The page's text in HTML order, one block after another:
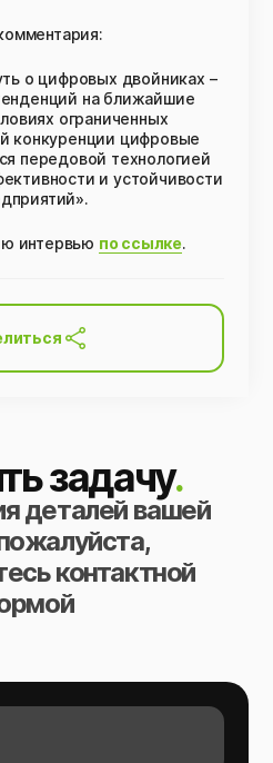
о цифровых двойниках –
на ближайшие
ограниченных
конкуренции цифровые
передовой технологией
и устойчивости
интервью по ссылке.
задачу.
деталей вашей
контактной